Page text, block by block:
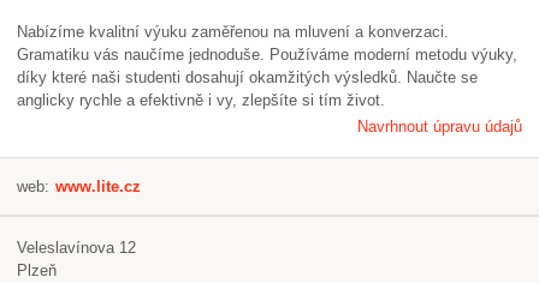
Nabízíme kvalitní výuku zaměřenou na mluvení a konverzaci.
Gramatiku vás naučíme jednoduše. Používáme moderní metodu výuky,
díky které naši studenti dosahují okamžitých výsledků. Naučte se
anglicky rychle a efektivně i vy, zlepšíte si tím život.
Navrhnout úpravu údajů
web: www.lite.cz
Veleslavínova 12
Plzeň